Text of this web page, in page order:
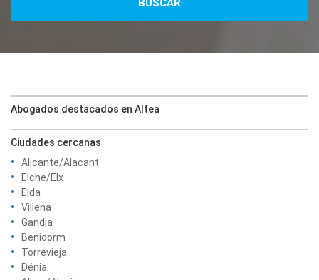
Abogados destacados en Altea
Ciudades cercanas
Alicante/Alacant
Elche/Elx
Elda
Villena
Gandia
Benidorm
Torrevieja
Dénia